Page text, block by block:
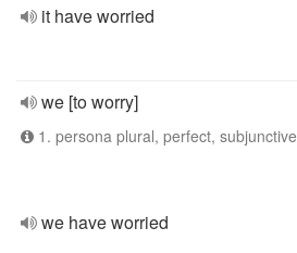
it have worried
we [to worry]
1. persona plural, perfect, subjunctive
we have worried